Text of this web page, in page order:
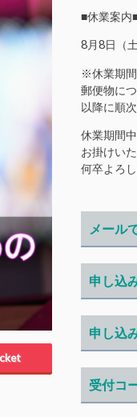
■休業案内
8月8日（
※休業期間
郵便物に
以降に順
休業期間
お掛けい
何卒よろ
メール
申し込
申し込
受付コ